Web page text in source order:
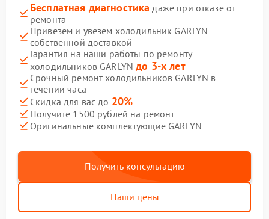
Бесплатная диагностика даже при отказе от
ремонта
Привезем и увезем холодильник GARLYN
собственной доставкой
Гарантия на наши работы по ремонту
холодильников GARLYNдо 3-х лет
Срочный ремонт холодильников GARLYN в
течении часа
Скидка для вас до 20%
Получите 1500 рублей на ремонт
Оригинальные комплектующие GARLYN
Получить консультацию
Наши цены